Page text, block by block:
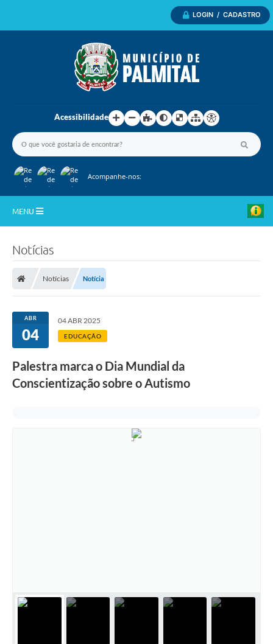
LOGIN / CADASTRO
Acessibilidade
Acompanhe-nos:
MENU
Departamentos
Câmara Municipal
Contato
Notícias
Notícias Notícia
ABR
04
04 ABR 2025
EDUCAÇÃO
Palestra marca o Dia Mundial da
Conscientização sobre o Autismo